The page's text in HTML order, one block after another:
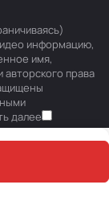
информацию,
имя,
права
далее